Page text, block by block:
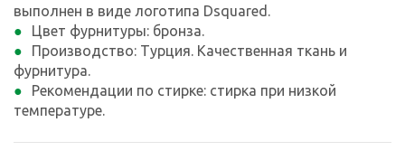
выполнен в виде логотипа Dsquared.
Цвет фурнитуры: бронза.
Производство: Турция. Качественная ткань и
фурнитура.
Рекомендации по стирке: стирка при низкой
температуре.